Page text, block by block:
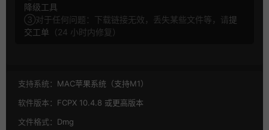
降级工具
③对于任何问题：下载链接无效，丢失某些文件等，请提
交工单 （24 小时内修复）
支持系统： MAC苹果系统（支持M1）
软件版本： FCPX 10.4.8 或更高版本
文件格式： Dmg